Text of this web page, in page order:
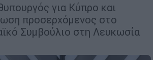
για Κύπρο και
προσερχόμενος στο
Συμβούλιο στη Λευκωσία